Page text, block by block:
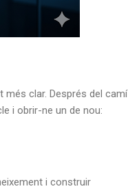
clar. Després del camí
i obrir-ne un de nou:
i construir